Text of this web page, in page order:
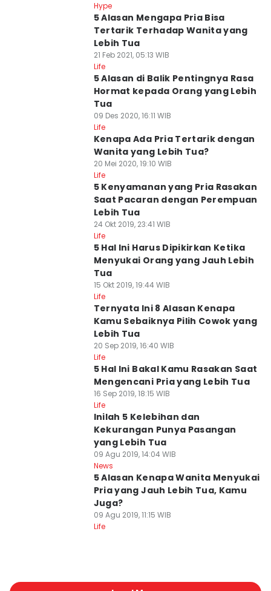
Hype
5 Alasan Mengapa Pria Bisa
Tertarik Terhadap Wanita yang
Lebih Tua
21 Feb 2021, 05:13 WIB
Life
5 Alasan di Balik Pentingnya Rasa
Hormat kepada Orang yang Lebih
Tua
09 Des 2020, 16:11 WIB
Life
Kenapa Ada Pria Tertarik dengan
Wanita yang Lebih Tua?
20 Mei 2020, 19:10 WIB
Life
5 Kenyamanan yang Pria Rasakan
Saat Pacaran dengan Perempuan
Lebih Tua
24 Okt 2019, 23:41 WIB
Life
5 Hal Ini Harus Dipikirkan Ketika
Menyukai Orang yang Jauh Lebih
Tua
15 Okt 2019, 19:44 WIB
Life
Ternyata Ini 8 Alasan Kenapa
Kamu Sebaiknya Pilih Cowok yang
Lebih Tua
20 Sep 2019, 16:40 WIB
Life
5 Hal Ini Bakal Kamu Rasakan Saat
Mengencani Pria yang Lebih Tua
16 Sep 2019, 18:15 WIB
Life
Inilah 5 Kelebihan dan
Kekurangan Punya Pasangan
yang Lebih Tua
09 Agu 2019, 14:04 WIB
News
5 Alasan Kenapa Wanita Menyukai
Pria yang Jauh Lebih Tua, Kamu
Juga?
09 Agu 2019, 11:15 WIB
Life